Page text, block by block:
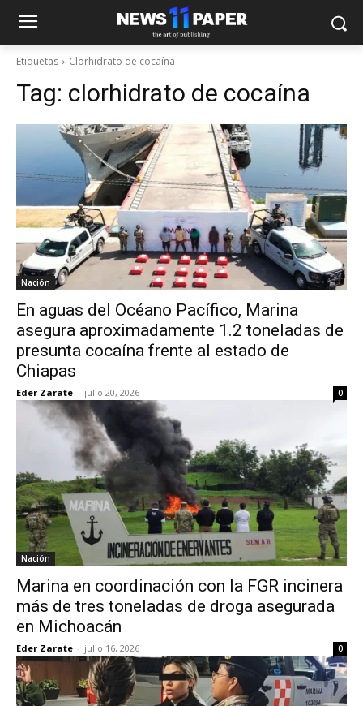
Etiquetas Clorhidrato de cocaína
Tag: clorhidrato de cocaína
Nación
En aguas del Océano Pacífico, Marina
asegura aproximadamente 1.2 toneladas de
presunta cocaína frente al estado de
Chiapas
Eder Zarate - julio 20, 2026 0
Nación
Marina en coordinación con la FGR incinera
más de tres toneladas de droga asegurada
en Michoacán
Eder Zarate - julio 16, 2026 0